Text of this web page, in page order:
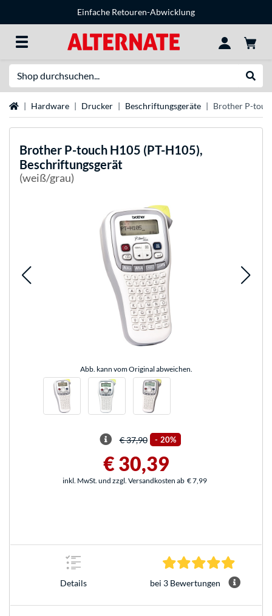
Einfache Retouren-Abwicklung
StartseiteHardware Drucker Beschriftungsgeräte Brother P-
Brother P-touch H105 (PT-H105),
Beschriftungsgerät
(weiß/grau)
Abb. kann vom Original abweichen.
€ 37,90 - 20%
€ 30,39
inkl. MwSt. und zzgl. Versandkosten ab € 7,99
Details bei 3 Bewertungen